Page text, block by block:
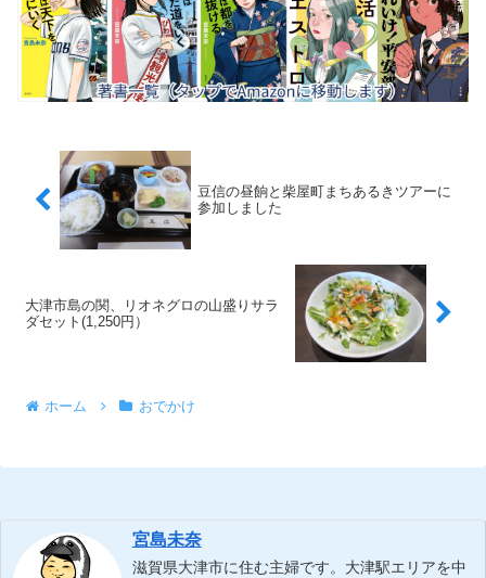
豆信の昼餉と柴屋町まちあるきツアーに
参加しました
大津市島の関、リオネグロの山盛りサラ
ダセット(1,250円）
ホーム おでかけ
宮島未奈
滋賀県大津市に住む主婦です。大津駅エリアを中